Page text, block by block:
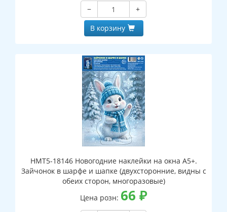
−
+
В корзину
НМТ5-18146 Новогодние наклейки на окна А5+.
Зайчонок в шарфе и шапке (двухсторонние, видны с
обеих сторон, многоразовые)
Цена розн: 66 ₽